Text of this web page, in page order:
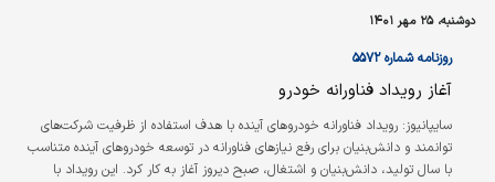
فرسایش و خشکسالی استان با پیگیری شرکت آب و فاضلاب استان بود، مدیرعامل
شرکت آب و فاضلاب استان قزوین گفت: بر اساس تفاهم‌‌نامه یاد شده با استفاده از
ظرفیت‌‌های شرکت‌‌های دانش‌‌بنیان می‌توان چالش‌های دستگاه‌های اجرایی استان با
موضوع کارگروه…
دوشنبه، ۲۵ مهر ۱۴۰۱
روزنامه شماره ۵۵۷۲
آغاز رویداد فناورانه خودرو
سایپانیوز: رویداد فناورانه خودروهای آینده با هدف استفاده از ظرفیت شرکت‌های
توانمند و دانش‌بنیان برای رفع نیازهای فناورانه در توسعه خودروهای آینده متناسب
با سال تولید، دانش‌بنیان و اشتغال، صبح دیروز آغاز به کار کرد. این رویداد با